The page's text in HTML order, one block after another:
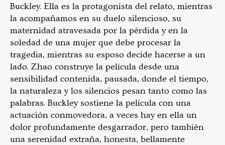
Buckley. Ella es la protagonista del relato, mientras
la acompañamos en su duelo silencioso, su
maternidad atravesada por la pérdida y en la
soledad de una mujer que debe procesar la
tragedia, mientras su esposo decide hacerse a un
lado. Zhao construye la película desde una
sensibilidad contenida, pausada, donde el tiempo,
la naturaleza y los silencios pesan tanto como las
palabras. Buckley sostiene la película con una
actuación conmovedora, a veces hay en ella un
dolor profundamente desgarrador, pero también
una serenidad extraña, honesta, bellamente